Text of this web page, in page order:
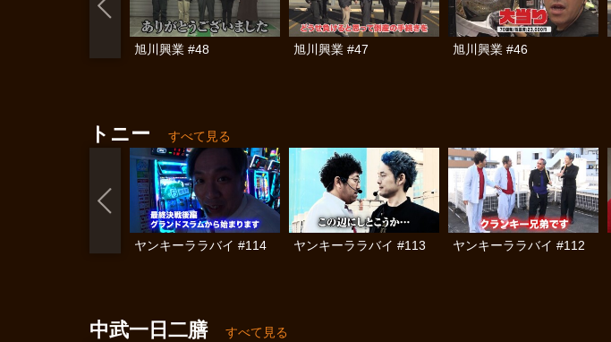
旭川興業 #48 旭川興業 #47 旭川興業 #46
トニー すべて見る
ヤンキーララバイ #114 ヤンキーララバイ #113 ヤンキーララバイ #112
中武一日二膳 すべて見る